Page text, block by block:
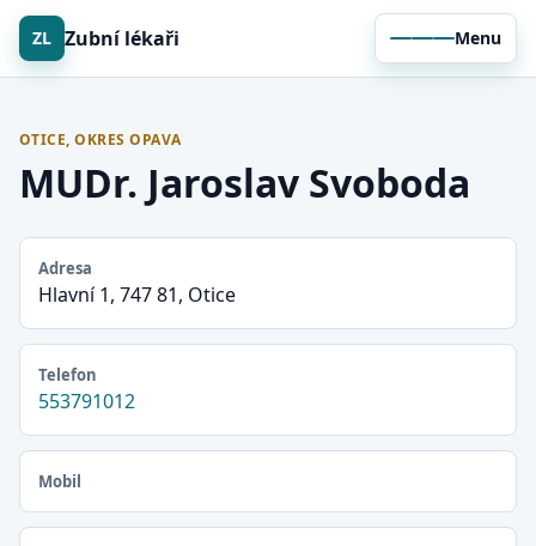
ZL Zubní lékaři Menu
OTICE, OKRES OPAVA
MUDr. Jaroslav Svoboda
Adresa
Hlavní 1, 747 81, Otice
Telefon
553791012
Mobil